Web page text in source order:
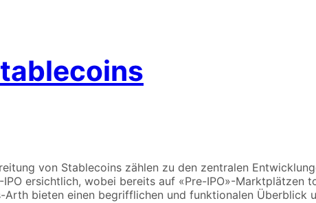
von Stablecoins zählen zu den zentralen
ersichtlich, wobei bereits auf «Pre-IPO»-
bieten einen begrifflichen und funktionalen Überblick